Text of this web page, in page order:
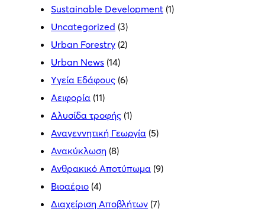
Sustainable Development (1)
Uncategorized (3)
Urban Forestry (2)
Urban News (14)
Yγεία Εδάφους (6)
Αειφορία (11)
Αλυσίδα τροφής (1)
Αναγεννητική Γεωργία (5)
Ανακύκλωση (8)
Ανθρακικό Αποτύπωμα (9)
Βιοαέριο (4)
Διαχείριση Αποβλήτων (7)